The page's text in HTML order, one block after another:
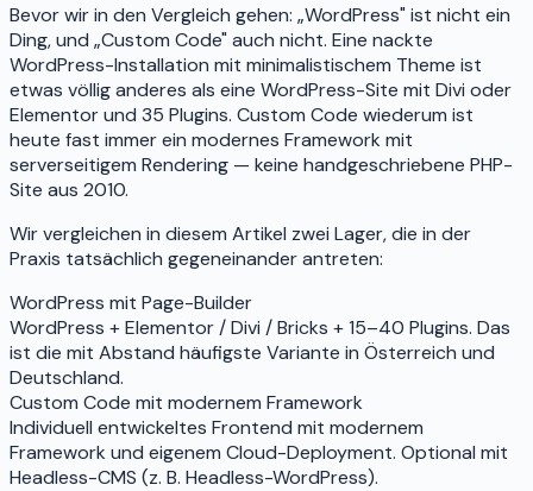
Bevor wir in den Vergleich gehen: „WordPress" ist nicht ein
Ding, und „Custom Code" auch nicht. Eine nackte
WordPress-Installation mit minimalistischem Theme ist
etwas völlig anderes als eine WordPress-Site mit Divi oder
Elementor und 35 Plugins. Custom Code wiederum ist
heute fast immer ein modernes Framework mit
serverseitigem Rendering — keine handgeschriebene PHP-
Site aus 2010.
Wir vergleichen in diesem Artikel zwei Lager, die in der
Praxis tatsächlich gegeneinander antreten:
WordPress mit Page-Builder
WordPress + Elementor / Divi / Bricks + 15–40 Plugins. Das
ist die mit Abstand häufigste Variante in Österreich und
Deutschland.
Custom Code mit modernem Framework
Individuell entwickeltes Frontend mit modernem
Framework und eigenem Cloud-Deployment. Optional mit
Headless-CMS (z. B. Headless-WordPress).